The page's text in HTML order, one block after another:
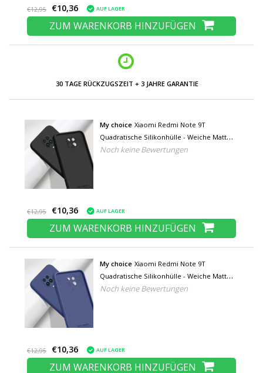
€12,95 €10,36 AUF LAGER
ZUM WARENKORB HINZUFÜGEN
NIEDRIGE PREISE UND GROSSE AUSWAHL
My choice Xiaomi Redmi Note 9T
Quadratische Silikonhülle - Weiche Matte
Hülle Liquid Cover Schwarz
Noch keine Bewertungen
€12,95 €10,36 AUF LAGER
ZUM WARENKORB HINZUFÜGEN
My choice Xiaomi Redmi Note 9T
Quadratische Silikonhülle - Weiche Matte
Hülle Liquid Cover Blau
Noch keine Bewertungen
€12,95 €10,36 AUF LAGER
ZUM WARENKORB HINZUFÜGEN